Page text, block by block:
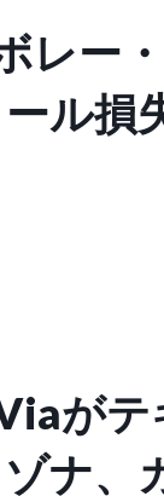
レー
ル損
LG
がテ
ナ、